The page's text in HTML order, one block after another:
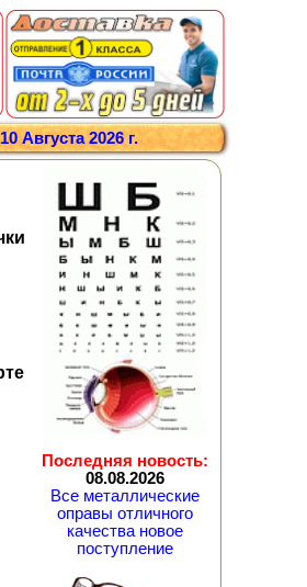
Августа 2026 г.
Последняя новость:
08.08.2026
Все металлические
оправы отличного
качества новое
поступление